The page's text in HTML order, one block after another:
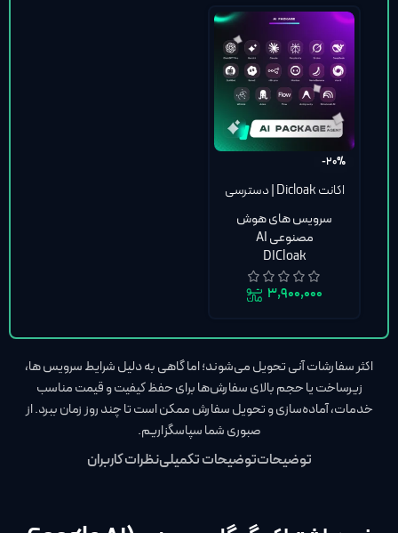
-20%
اکانت Dicloak | دسترسی
به 17 هوش مصنوعی
ChatGPT-5 Plus +
Sora 2 + Claude Pro +
Perplexity + Grok +
Gemini + n8n + AI
Agent
سرویس های هوش
مصنوعی AI
DICloak
۳,۹۰۰,۰۰۰
اکثر سفارشات آنی تحویل می‌شوند؛ اما گاهی به دلیل شرایط سرویس‌ ها،
زیرساخت یا حجم بالای سفارش‌ها برای حفظ کیفیت و قیمت مناسب
خدمات، آماده‌سازی و تحویل سفارش ممکن است تا چند روز زمان ببرد. از
صبوری شما سپاسگزاریم.
توضیحاتتوضیحات تکمیلینظرات کاربران